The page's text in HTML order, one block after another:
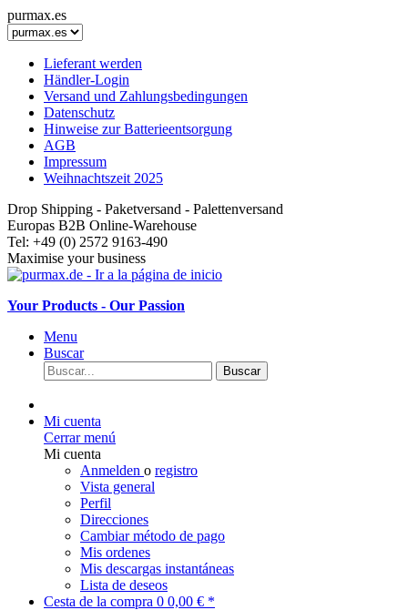
purmax.es
Lieferant werden
Händler-Login
Versand und Zahlungsbedingungen
Datenschutz
Hinweise zur Batterieentsorgung
AGB
Impressum
Weihnachtszeit 2025
Drop Shipping - Paketversand - Palettenversand
Europas B2B Online-Warehouse
Tel: +49 (0) 2572 9163-490
Maximise your business
Your Products - Our Passion
Menu
Buscar
Buscar
Mi cuenta
Cerrar menú
Mi cuenta
Anmelden o registro
Vista general
Perfil
Direcciones
Cambiar método de pago
Mis ordenes
Mis descargas instantáneas
Lista de deseos
Cesta de la compra 0 0,00 € *